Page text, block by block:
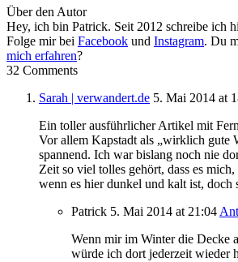
Über den Autor
Hey, ich bin Patrick. Seit 2012 schreibe ich
Folge mir bei Facebook und Instagram. Du
mich erfahren?
32 Comments
Sarah | verwandert.de 5. Mai 2014 at
Ein toller ausführlicher Artikel mit
Vor allem Kapstadt als „wirklich gute
spannend. Ich war bislang noch nie
Zeit so viel tolles gehört, dass es
wenn es hier dunkel und kalt ist, doch
Patrick 5. Mai 2014 at 21:04
Wenn mir im Winter die Decke
würde ich dort jederzeit wieder